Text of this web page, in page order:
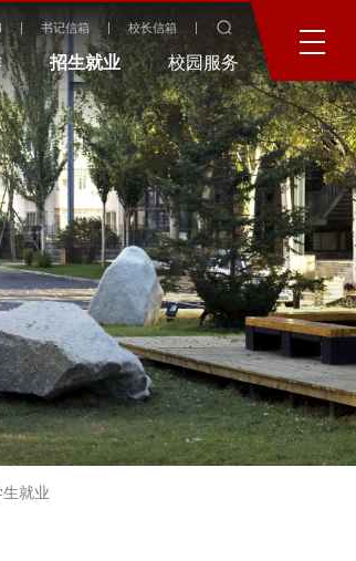
书记信箱 校长信箱
招生就业 校园服务
生就业